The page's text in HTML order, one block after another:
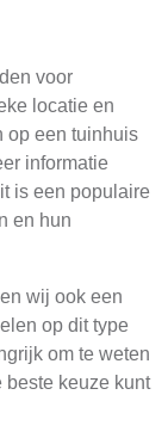
voor
locatie en
op een tuinhuis
informatie
is een populaire
en hun
wij ook een
op dit type
om te weten
beste keuze kunt